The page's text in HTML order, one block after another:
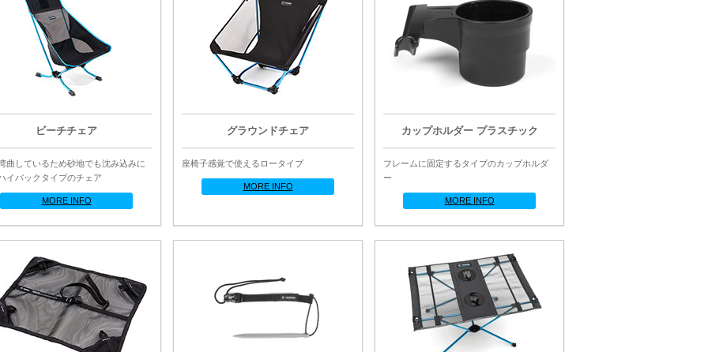
ビーチチェア
曲しているため砂地でも沈み込みに
イバックタイプのチェア
MORE INFO
グラウンドチェア
座椅子感覚で使えるロータイプ
MORE INFO
カップホルダー プラスチック
フレームに固定するタイプのカップホルダ
ー
MORE INFO